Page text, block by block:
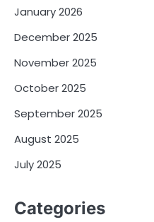
January 2026
December 2025
November 2025
October 2025
September 2025
August 2025
July 2025
Categories